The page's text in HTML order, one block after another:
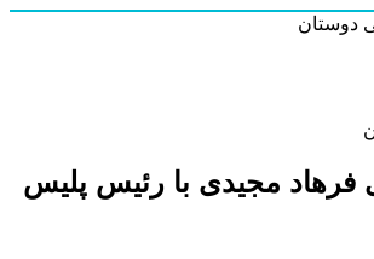
دوستان
فرهاد مجیدی با رئیس پلیس